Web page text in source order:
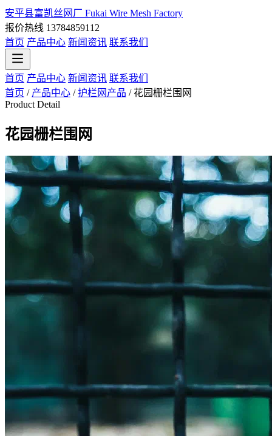
安平县富凯丝网厂 Fukai Wire Mesh Factory
报价热线 13784859112
首页 产品中心 新闻资讯 联系我们
首页 产品中心 新闻资讯 联系我们
首页 / 产品中心 /护栏网产品 / 花园栅栏围网
Product Detail
花园栅栏围网